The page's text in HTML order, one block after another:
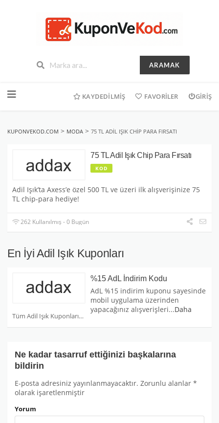
ARAMAK
geç
KAYDEDILMIŞ FAVORILER GIRIŞ
KUPONVEKOD.COM > MODA > 75 TL ADIL IŞIK CHIP PARA FIRSATI
75 TL Adil Işık Chip Para Fırsatı
KOD
Adil Işık’ta Axess’e özel 500 TL ve üzeri ilk alışverişinize 75
TL chip-para hediye!
262 Kullanılmış - 0 Bugün
En İyi Adil Işık Kuponları
Tüm Adil Işık Kuponları
%15 AdL İndirim Kodu
AdL %15 indirim kuponu sayesinde
mobil uygulama üzerinden
yapacağınız alışverişleri...Daha
Ne kadar tasarruf ettiğinizi başkalarına
bildirin
E-posta adresiniz yayınlanmayacaktır. Zorunlu alanlar *
olarak işaretlenmiştir
Yorum